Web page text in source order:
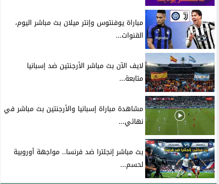
مباراة يوفنتوس وإنتر ميلان بث مباشر اليوم،
القنوات...
لايف الآن بث مباشر الأرجنتين ضد إسبانيا
متابعة...
مشاهدة مباراة إسبانيا والأرجنتين بث مباشر في
نهائي...
بث مباشر إنجلترا ضد فرنسا.. مواجهة أوروبية
لحسم...